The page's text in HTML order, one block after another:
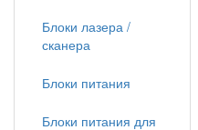
Блоки лазера /
сканера
Блоки питания
Блоки питания для